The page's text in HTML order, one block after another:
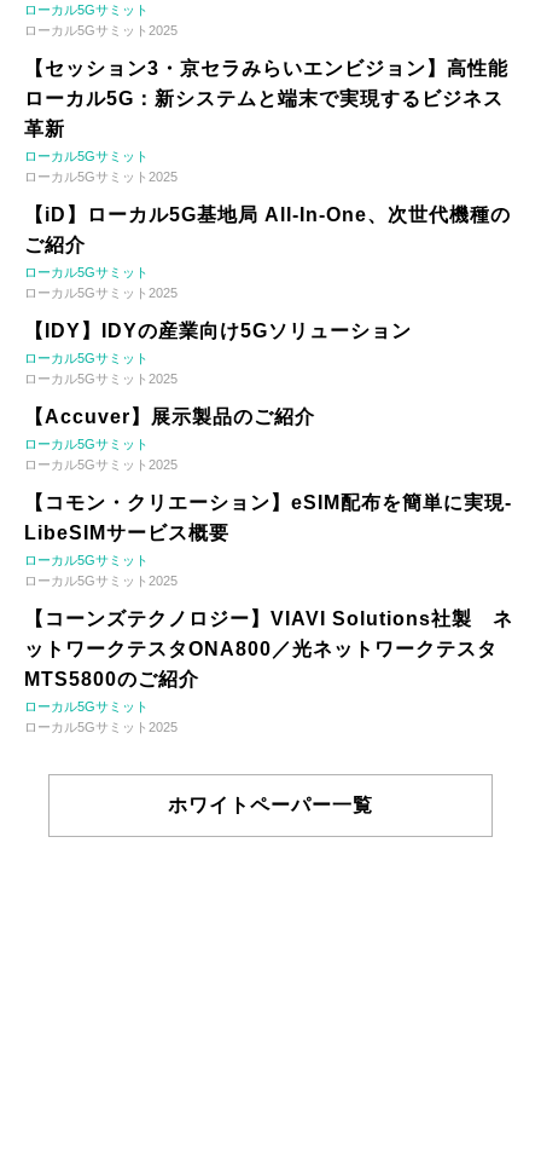
ローカル5Gサミット
ローカル5Gサミット2025
【セッション3・京セラみらいエンビジョン】高性能
ローカル5G：新システムと端末で実現するビジネス
革新
ローカル5Gサミット
ローカル5Gサミット2025
【iD】ローカル5G基地局 All-In-One、次世代機種の
ご紹介
ローカル5Gサミット
ローカル5Gサミット2025
【IDY】IDYの産業向け5Gソリューション
ローカル5Gサミット
ローカル5Gサミット2025
【Accuver】展示製品のご紹介
ローカル5Gサミット
ローカル5Gサミット2025
【コモン・クリエーション】eSIM配布を簡単に実現-
LibeSIMサービス概要
ローカル5Gサミット
ローカル5Gサミット2025
【コーンズテクノロジー】VIAVI Solutions社製 ネ
ットワークテスタONA800／光ネットワークテスタ
MTS5800のご紹介
ローカル5Gサミット
ローカル5Gサミット2025
ホワイトペーパー一覧